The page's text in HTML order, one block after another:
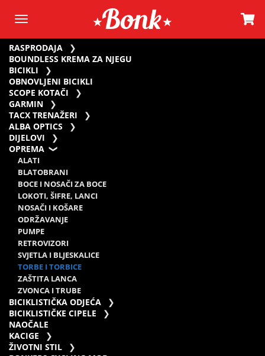
RASPRODAJA
BOUNDLESS KREMA ZA NJEGU
BICIKLI
OBNOVLJENI BICIKLI
SCOPE KOTAČI
GARMIN
TACX TRENAŽERI
ALBA OPTICS
DIJELOVI
OPREMA
ALATI
BLATOBRANI
BOCE I NOSAČI ZA BOCE
LOKOTI, ŠIFRE, LANCI
NOSAČI I KOŠARE
ODRŽAVANJE
PUMPE
RETROVIZORI
SVJETLA I BLJESKALICE
TORBE I TORBICE
ZAŠTITA LANCA
ZVONCA I TRUBE
BICIKLISTIČKA ODJEĆA
BICIKLISTIČKE CIPELE
NAOČALE
KACIGE
ŽIVOTNI STIL